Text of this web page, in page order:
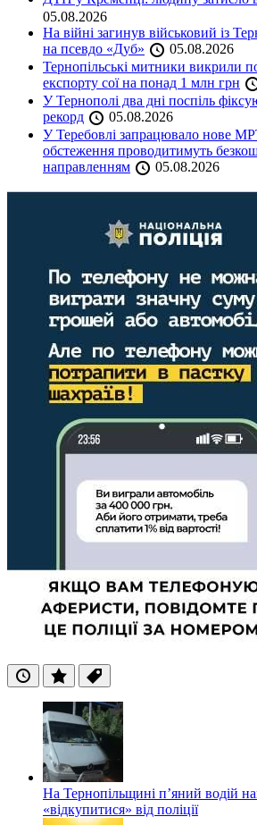
05.08.2026
На війні загинув військовий із
на псевдо «Дуб»
05.08.2026
Тернопільські митники викрили
експорту сої на понад 1 млн грн
У Тернополі два дні поспіль
рекорд
05.08.2026
У Теребовлі запрацювало нове
обстеження проводитимуть
направленням
05.08.2026
ОстанніПопулярні
Теги
На Тернопільщині п’яний водій
«відкупитися» від поліції